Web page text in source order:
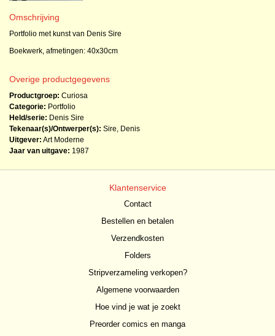
Omschrijving
Portfolio met kunst van Denis Sire
Boekwerk, afmetingen: 40x30cm
Overige productgegevens
Productgroep: Curiosa
Categorie: Portfolio
Held/serie: Denis Sire
Tekenaar(s)/Ontwerper(s): Sire, Denis
Uitgever: Art Moderne
Jaar van uitgave: 1987
Klantenservice
Contact
Bestellen en betalen
Verzendkosten
Folders
Stripverzameling verkopen?
Algemene voorwaarden
Hoe vind je wat je zoekt
Preorder comics en manga